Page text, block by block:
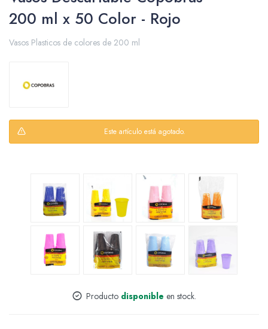
200 ml x 50 Color - Rojo
Vasos Plasticos de colores de 200 ml
Este artículo está agotado.
Producto disponible en stock.
Packing y Regalaría
Perfumería